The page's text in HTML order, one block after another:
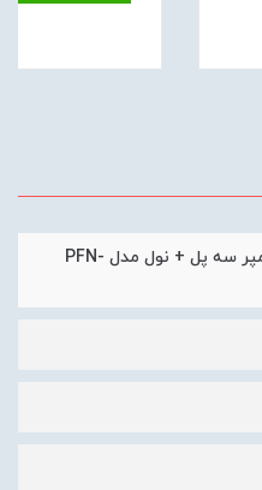
کلید مینیاتوری پارس فانال 32 آمپر سه پل + نول مدل PFN-